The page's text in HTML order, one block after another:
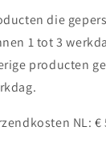
die
1 tot 3
producten
NL: €